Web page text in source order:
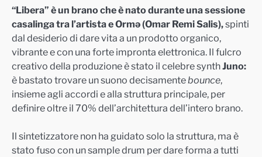
“Libera” è un brano che è nato durante una sessione
casalinga tra l’artista e Ormə (Omar Remi Salis),spinti
dal desiderio di dare vita a un prodotto organico,
vibrante e con una forte impronta elettronica. Il fulcro
creativo della produzione è stato il celebre synthJuno:
è bastato trovare un suono decisamentebounce,
insieme agli accordi e alla struttura principale, per
definire oltre il 70% dell’architettura dell’intero brano.
Il sintetizzatore non ha guidato solo la struttura, ma è
stato fuso con un sample drum per dare forma a tutti